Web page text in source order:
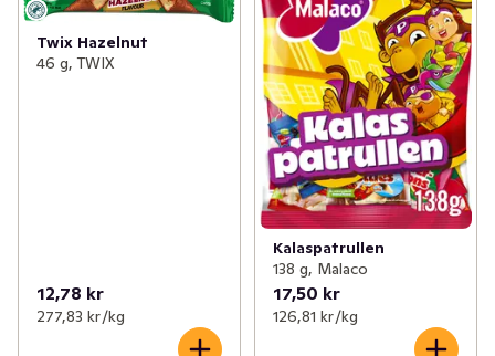
✓ Nyheter i frysen (38)
✓ Nyheter till badrumsskåpet (40)
(41)
Nyheter inom kött & kyckling (20)
Twix Hazelnut
46 g, TWIX
12,78 kr
277,83 kr /kg
Kalaspatrullen
138 g, Malaco
17,50 kr
126,81 kr /kg